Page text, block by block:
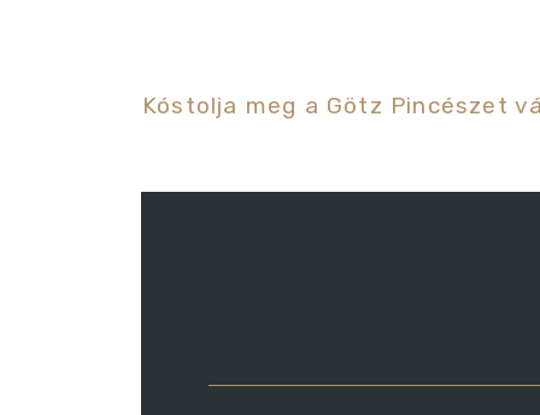
Kóstolja meg a Götz Pincészet